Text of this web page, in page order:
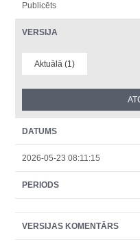
Publicēts
VERSIJA
Aktuālā (1)
DATUMS
2026-05-23 08:11:15
PERIODS
VERSIJAS KOMENTĀRS